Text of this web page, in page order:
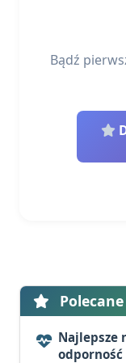
Bądź
Najlepsze